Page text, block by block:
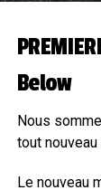
Below
Nous
tout nouveau
Le nouveau